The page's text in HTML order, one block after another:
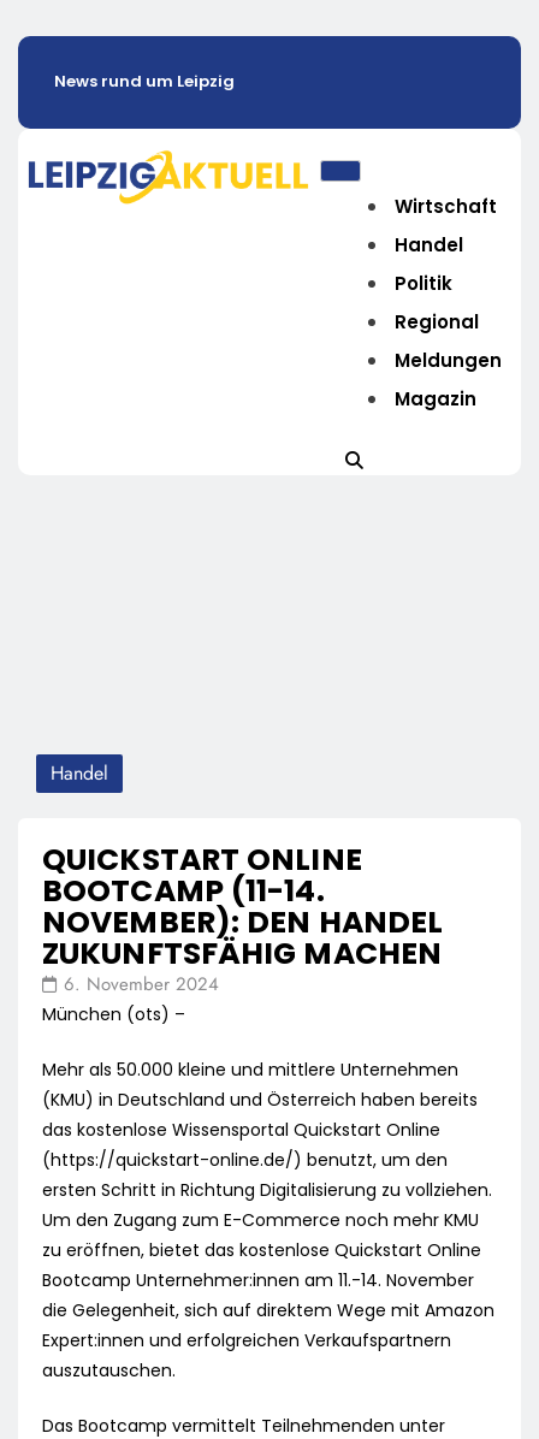
News rund um Leipzig
Wirtschaft
Handel
Politik
Regional
Meldungen
Magazin
Handel
QUICKSTART ONLINE
BOOTCAMP (11-14.
NOVEMBER): DEN HANDEL
ZUKUNFTSFÄHIG MACHEN
6. November 2024
München (ots) –
Mehr als 50.000 kleine und mittlere Unternehmen
(KMU) in Deutschland und Österreich haben bereits
das kostenlose Wissensportal Quickstart Online
(https://quickstart-online.de/) benutzt, um den
ersten Schritt in Richtung Digitalisierung zu vollziehen.
Um den Zugang zum E-Commerce noch mehr KMU
zu eröffnen, bietet das kostenlose Quickstart Online
Bootcamp Unternehmer:innen am 11.-14. November
die Gelegenheit, sich auf direktem Wege mit Amazon
Expert:innen und erfolgreichen Verkaufspartnern
auszutauschen.
Das Bootcamp vermittelt Teilnehmenden unter